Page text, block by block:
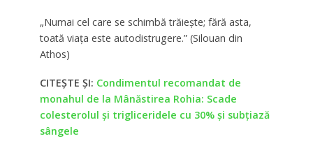
„Numai cel care se schimbă trăiește; fără asta,
toată viața este autodistrugere.” (Silouan din
Athos)
CITEȘTE ȘI: Condimentul recomandat de
monahul de la Mânăstirea Rohia: Scade
colesterolul și trigliceridele cu 30% și subțiază
sângele